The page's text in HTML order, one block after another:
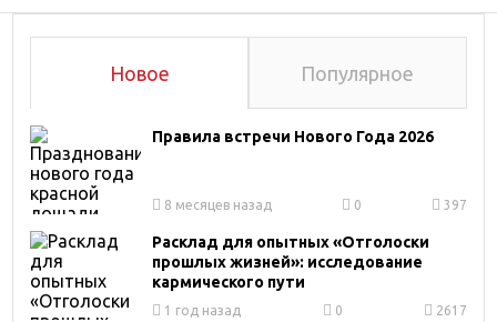
Новое Популярное
Правила встречи Нового Года 2026
8 месяцев назад 0 397
Расклад для опытных «Отголоски
прошлых жизней»: исследование
кармического пути
1 год назад 0 2617